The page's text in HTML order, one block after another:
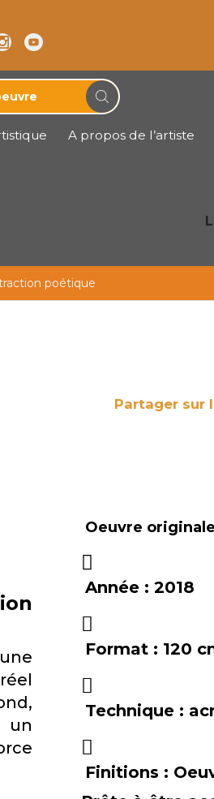
A propos de l’artiste
poétique
Partager sur
un
Oeuvre
Année :2018
Format : 120
Technique :
Finitions :